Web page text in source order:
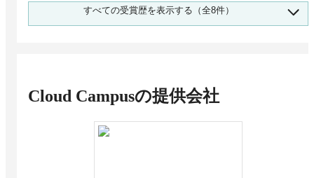
2026 上半期 BOXIL資料請求数ランキング eラ
ーニング(システム) 小売/流通/商社系 No.1
ーム/エンターテイメント系 No.1
マスコミ/広告/デザイン/ゲーム/エンターテイメント系
2026 上半期 BOXIL資料請求数ランキング eラ
ーニング(システム) 中小企業向け No.1
すべての受賞歴を表示する（全8件）
Cloud Campusの提供会社